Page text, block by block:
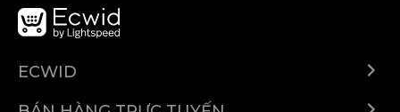
ECWID